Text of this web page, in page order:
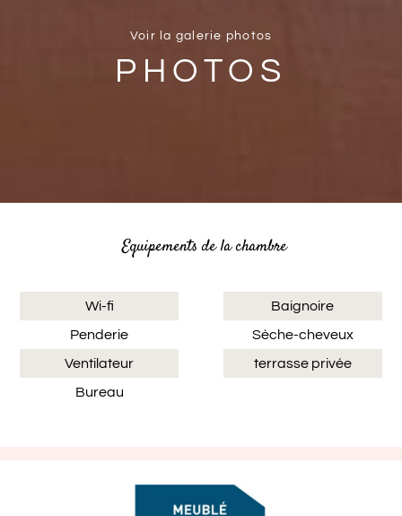
Voir la galerie photos
PHOTOS
Equipements de la chambre
Wi-fi
Penderie
Ventilateur
Bureau
Baignoire
Sèche-cheveux
terrasse privée